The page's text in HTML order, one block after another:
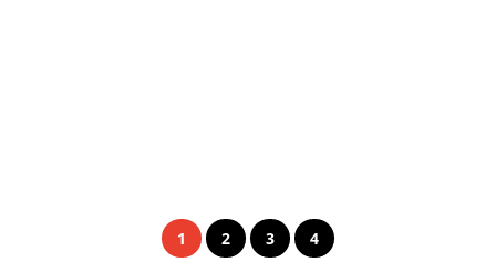
1 2 3 4